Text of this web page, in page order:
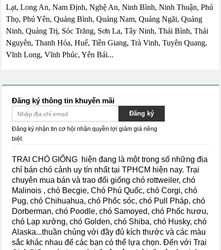
Lạt, Long An, Nam Định, Nghệ An, Ninh Bình, Ninh Thuận, Phú
Thọ, Phú Yên, Quảng Bình, Quảng Nam, Quảng Ngãi, Quảng
Ninh, Quảng Trị, Sóc Trăng, Sơn La, Tây Ninh, Thái Bình, Thái
Nguyên, Thanh Hóa, Huế, Tiền Giang, Trà Vinh, Tuyên Quang,
Vĩnh Long, Vĩnh Phúc, Yên Bái...
Đăng ký thông tin khuyến mãi
Đăng ký
Đăng ký nhận tin cơ hội nhận quyền lợi giảm giá riêng
biệt.
TRẠI CHÓ GIỐNG hiện đang là một trong số những địa
chỉ bán chó cảnh uy tín nhất tại TPHCM hiện nay.Trại
chuyên mua bán và trao đổi giống chó rottweiler, chó
Malinois , chó Becgie, Chó Phú Quốc, chó Corgi, chó
Pug, chó Chihuahua, chó Phốc sóc, chó Pull Pháp, chó
Dorberman, chó Poodle, chó Samoyed, chó Phốc hươu,
chó Lạp xưởng, chó Golden, chó Shiba,chó Husky, chó
Alaska...thuần chủng với đầy đủ kích thước và các màu
sắc khác nhau để các bạn có thể lựa chọn. Đến với Trại